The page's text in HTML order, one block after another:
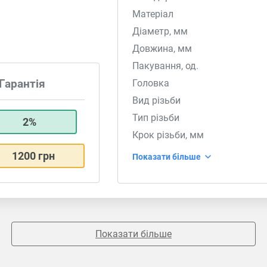
2%
1200 грн
Матеріал
Діаметр, мм
Довжина, мм
Пакування, од.
Головка
Вид різьби
Тип різьби
Крок різьби, мм
Показати більше
Показати більше